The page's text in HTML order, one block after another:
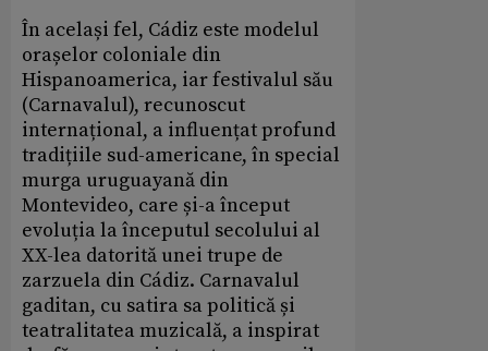
În același fel, Cádiz este modelul
orașelor coloniale din
Hispanoamerica, iar festivalul său
(Carnavalul), recunoscut
internațional, a influențat profund
tradițiile sud-americane, în special
murga uruguayană din
Montevideo, care și-a început
evoluția la începutul secolului al
XX-lea datorită unei trupe de
zarzuela din Cádiz. Carnavalul
gaditan, cu satira sa politică și
teatralitatea muzicală, a inspirat